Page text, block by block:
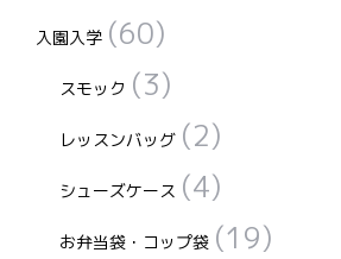
入園入学 (60)
スモック (3)
レッスンバッグ (2)
シューズケース (4)
お弁当袋・コップ袋 (19)